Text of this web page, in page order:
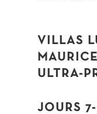
VILLAS
MAURICE
ULTRA-
JOURS